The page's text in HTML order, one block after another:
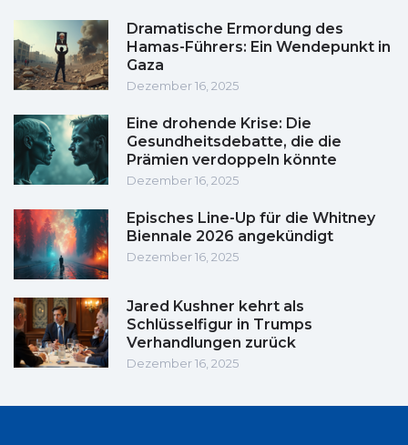
Dramatische Ermordung des
Hamas-Führers: Ein Wendepunkt in
Gaza
Dezember 16, 2025
Eine drohende Krise: Die
Gesundheitsdebatte, die die
Prämien verdoppeln könnte
Dezember 16, 2025
Episches Line-Up für die Whitney
Biennale 2026 angekündigt
Dezember 16, 2025
Jared Kushner kehrt als
Schlüsselfigur in Trumps
Verhandlungen zurück
Dezember 16, 2025